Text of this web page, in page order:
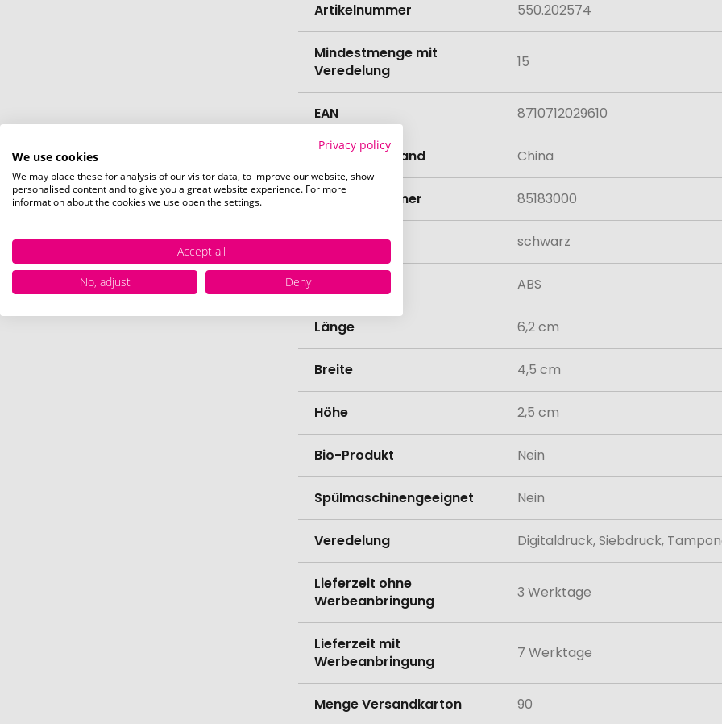
Artikelnummer 550.202574
Mindestmenge mit
Veredelung
15
EAN 8710712029610
Herstellungsland China
Zolltarifnummer 85183000
Farbe schwarz
ABS
Länge 6,2 cm
Breite 4,5 cm
Höhe 2,5 cm
Bio-Produkt Nein
Spülmaschinengeeignet Nein
Veredelung Digitaldruck, Siebdruck,
Lieferzeit ohne
Werbeanbringung
3 Werktage
Lieferzeit mit
Werbeanbringung
7 Werktage
Menge Versandkarton 90
Privacy policy
We use cookies
We may place these for analysis of our visitor data, to improve our website, show
personalised content and to give you a great website experience. For more
information about the cookies we use open the settings.
Accept all
No, adjust
Deny